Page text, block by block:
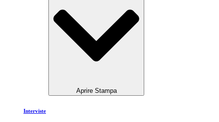
Aprire Stampa
Interviste